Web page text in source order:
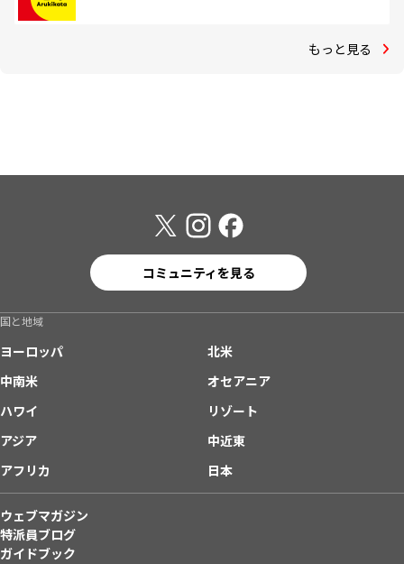
もっと見る
コミュニティを見る
国と地域
ヨーロッパ
北米
中南米
オセアニア
ハワイ
リゾート
アジア
中近東
アフリカ
日本
ウェブマガジン
特派員ブログ
ガイドブック